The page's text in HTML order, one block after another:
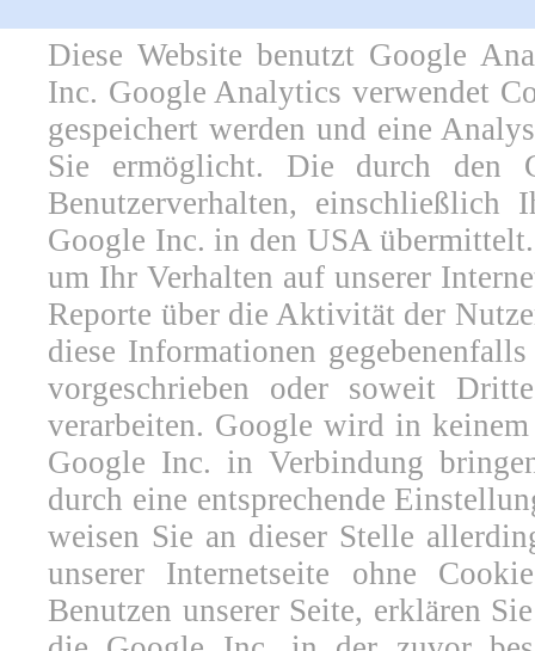
Diese Website benutzt Google
Inc. Google Analytics verwendet
gespeichert werden und eine
Sie ermöglicht. Die durch den
Benutzerverhalten,
Google Inc. in den USA
um Ihr Verhalten auf unserer
Reporte über die Aktivität der
diese Informationen
vorgeschrieben oder soweit
verarbeiten. Google wird in
Google Inc. in Verbindung
durch eine entsprechende
weisen Sie an dieser Stelle
unserer Internetseite ohne
Benutzen unserer Seite, erklären